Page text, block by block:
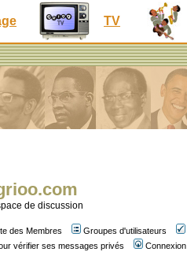
TV
de discussion
des Membres Groupes d'utilisateurs
vérifier ses messages privés Connexion